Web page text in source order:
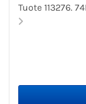
Tuote 113276.